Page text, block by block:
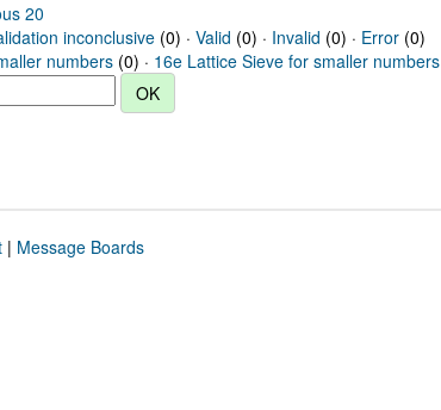
20
inconclusive(0) · Valid (0) · Invalid (0) · Error(0)
numbers (0) · 16e Lattice Sieve for smaller numbers
| Message Boards